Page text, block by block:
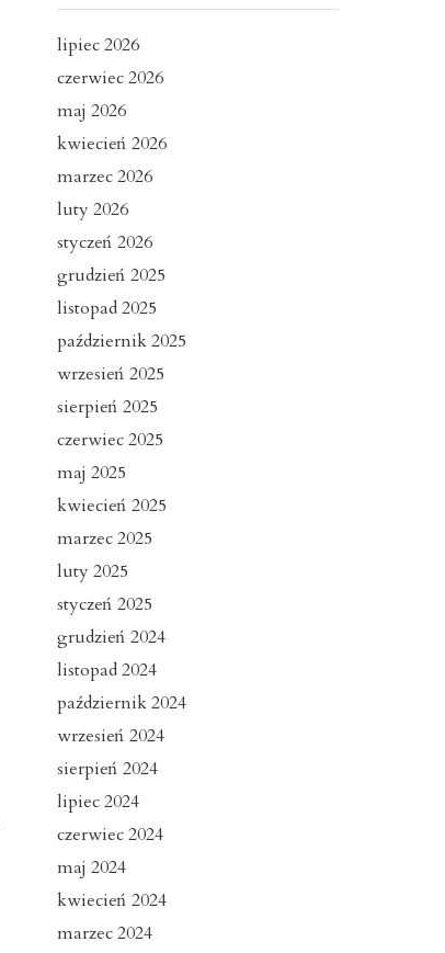
lipiec 2026
czerwiec 2026
maj 2026
kwiecień 2026
marzec 2026
luty 2026
styczeń 2026
grudzień 2025
listopad 2025
październik 2025
wrzesień 2025
sierpień 2025
czerwiec 2025
maj 2025
kwiecień 2025
marzec 2025
luty 2025
styczeń 2025
grudzień 2024
listopad 2024
październik 2024
wrzesień 2024
sierpień 2024
lipiec 2024
czerwiec 2024
maj 2024
kwiecień 2024
marzec 2024